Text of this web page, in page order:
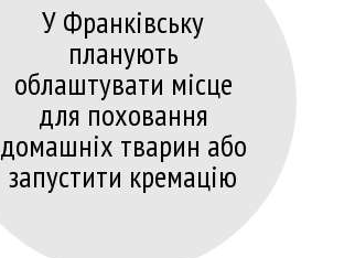
У Франківську
планують
облаштувати місце
для поховання
домашніх тварин або
запустити кремацію